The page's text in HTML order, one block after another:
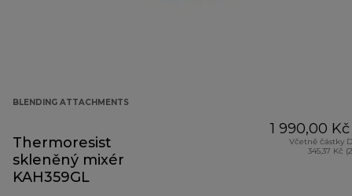
BLENDING ATTACHMENTS
Thermoresist
skleněný mixér
KAH359GL
1 990,00 Kč
Včetně částky
345,37 Kč